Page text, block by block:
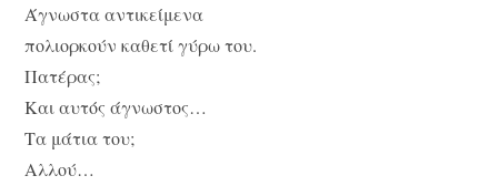
Άγνωστα αντικείμενα
πολιορκούν καθετί γύρω του.
Πατέρας;
Και αυτός άγνωστος…
Τα μάτια του;
Αλλού…